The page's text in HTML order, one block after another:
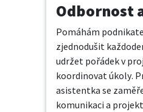
Odbornost
Pomáhám
zjednodušit
udržet pořádek v
koordinovat úkoly.
asistentka se
komunikaci a